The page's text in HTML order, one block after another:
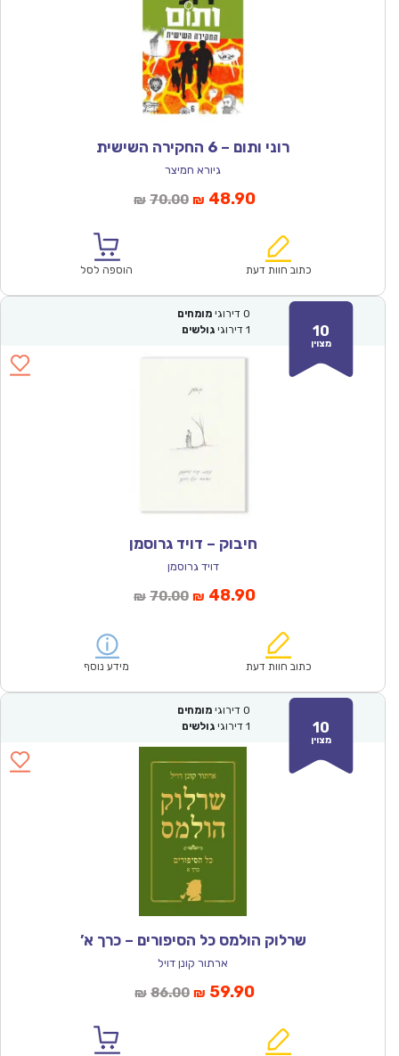
רוני ותום – 6 החקירה השישית
גיורא חמיצר
₪ 70.00המחיר
₪70.00.
₪ 48.90המחיר
הוא:
כתוב חוות דעת הוספה לסל
10
מצוין
0 דירוגי מומחים
1 דירוגי גולשים
חיבוק – דויד גרוסמן
דויד גרוסמן
₪ 70.00המחיר
₪70.00.
₪ 48.90המחיר
הוא:
כתוב חוות דעת מידע נוסף
10
מצוין
0 דירוגי מומחים
1 דירוגי גולשים
שרלוק הולמס כל הסיפורים – כרך א’
ארתור קונן דויל
₪ 86.00המחיר
₪ 59.90המחיר
הוא: